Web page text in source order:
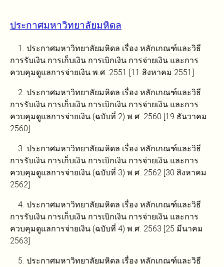
ประกาศมหาวิทยาลัยมหิดล
1. ประกาศมหาวิทยาลัยมหิดล เรื่อง หลักเกณฑ์และวิธี
การรับเงิน การเก็บเงิน การเบิกเงิน การจ่ายเงิน และการ
ควบคุมดูแลการจ่ายเงิน พ.ศ. 2551 [11 สิงหาคม 2551]
2. ประกาศมหาวิทยาลัยมหิดล เรื่อง หลักเกณฑ์และวิธี
การรับเงิน การเก็บเงิน การเบิกเงิน การจ่ายเงิน และการ
ควบคุมดูแลการจ่ายเงิน (ฉบับที่ 2) พ.ศ. 2560 [19 ธันวาคม
2560]
3. ประกาศมหาวิทยาลัยมหิดล เรื่อง หลักเกณฑ์และวิธี
การรับเงิน การเก็บเงิน การเบิกเงิน การจ่ายเงิน และการ
ควบคุมดูแลการจ่ายเงิน (ฉบับที่ 3) พ.ศ. 2562 [30 สิงหาคม
2562]
4. ประกาศมหาวิทยาลัยมหิดล เรื่อง หลักเกณฑ์และวิธี
การรับเงิน การเก็บเงิน การเบิกเงิน การจ่ายเงิน และการ
ควบคุมดูแลการจ่ายเงิน (ฉบับที่ 4) พ.ศ. 2563 [25 มีนาคม
2563]
5. ประกาศมหาวิทยาลัยมหิดล เรื่อง หลักเกณฑ์และวิธี